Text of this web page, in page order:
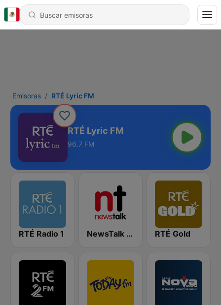
Emisoras RTÉ Lyric FM
RTÉ Lyric FM
96.7 FM
RTÉ Radio 1 NewsTalk 106-108 RTÉ Gold